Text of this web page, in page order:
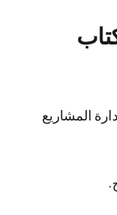
المشاريع